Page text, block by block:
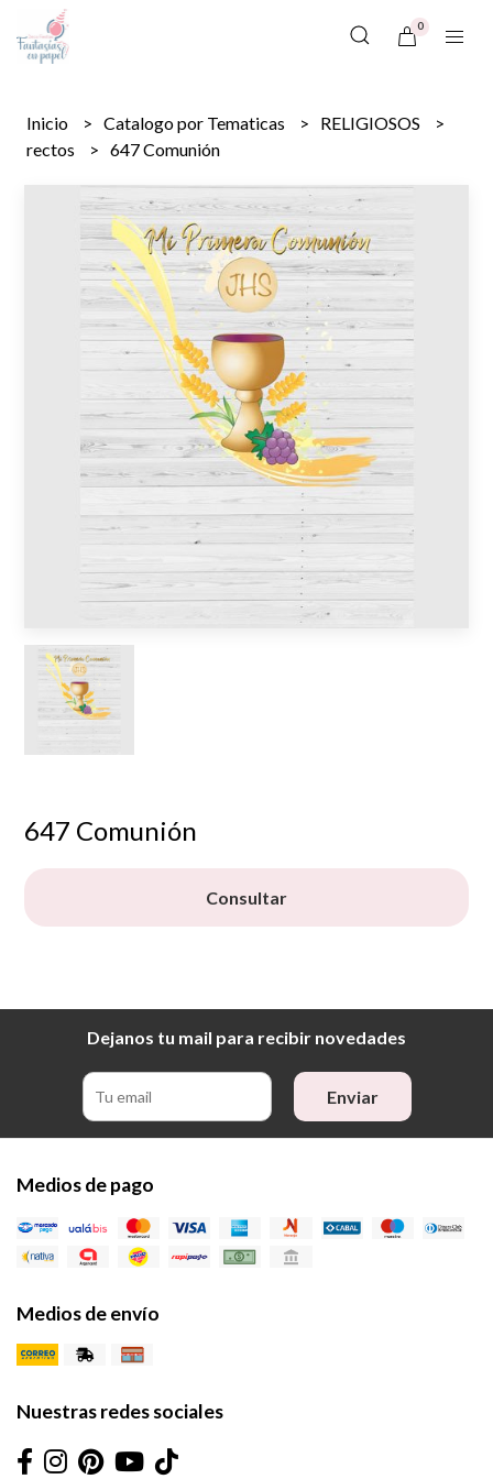
0
Inicio Catalogo por Tematicas
RELIGIOSOS
rectos
647 Comunión
647 Comunión
Consultar
Dejanos tu mail para recibir novedades
Enviar
Medios de pago
Medios de envío
Nuestras redes sociales